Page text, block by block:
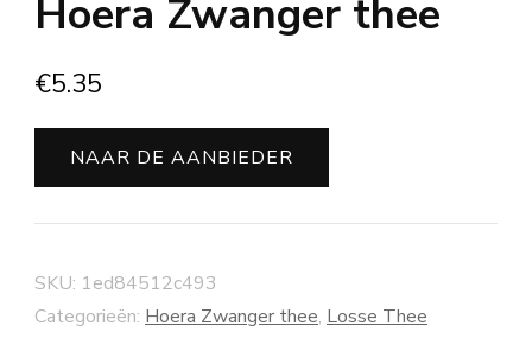
Hoera Zwanger thee
€5.35
NAAR DE AANBIEDER
SKU: 1ed84512c493
Categorieën: Hoera Zwanger thee, Losse Thee